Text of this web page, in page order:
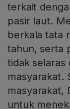
terkait
pasir laut.
berkala tata
tahun, serta
tidak selaras
masyarakat.
masyarakat,
untuk